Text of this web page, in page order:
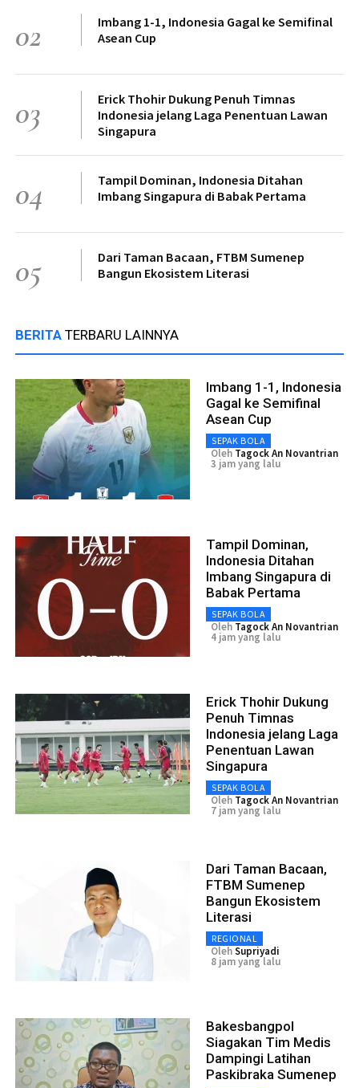
02
Imbang 1-1, Indonesia Gagal ke Semifinal
Asean Cup
03
Erick Thohir Dukung Penuh Timnas
Indonesia jelang Laga Penentuan Lawan
Singapura
04
Tampil Dominan, Indonesia Ditahan
Imbang Singapura di Babak Pertama
05
Dari Taman Bacaan, FTBM Sumenep
Bangun Ekosistem Literasi
BERITA TERBARU LAINNYA
Imbang 1-1, Indonesia
Gagal ke Semifinal
Asean Cup
SEPAK BOLA
Oleh Tagock An Novantrian
3 jam yang lalu
Tampil Dominan,
Indonesia Ditahan
Imbang Singapura di
Babak Pertama
SEPAK BOLA
Oleh Tagock An Novantrian
4 jam yang lalu
Erick Thohir Dukung
Penuh Timnas
Indonesia jelang Laga
Penentuan Lawan
Singapura
SEPAK BOLA
Oleh Tagock An Novantrian
7 jam yang lalu
Dari Taman Bacaan,
FTBM Sumenep
Bangun Ekosistem
Literasi
REGIONAL
OlehSupriyadi
8 jam yang lalu
Bakesbangpol
Siagakan Tim Medis
Dampingi Latihan
Paskibraka Sumenep